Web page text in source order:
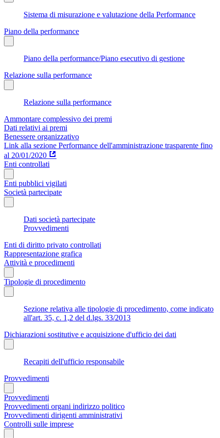
Sistema di misurazione e valutazione della Performance
Piano della performance
Piano della performance/Piano esecutivo di gestione
Relazione sulla performance
Relazione sulla performance
Ammontare complessivo dei premi
Dati relativi ai premi
Benessere organizzativo
Link alla sezione Performance dell'amministrazione trasparente fino
al 20/01/2020
Enti controllati
Enti pubblici vigilati
Società partecipate
Dati società partecipate
Provvedimenti
Enti di diritto privato controllati
Rappresentazione grafica
Attività e procedimenti
Tipologie di procedimento
Sezione relativa alle tipologie di procedimento, come indicato
all'art. 35, c. 1,2 del d.lgs. 33/2013
Dichiarazioni sostitutive e acquisizione d'ufficio dei dati
Recapiti dell'ufficio responsabile
Provvedimenti
Provvedimenti
Provvedimenti organi indirizzo politico
Provvedimenti dirigenti amministrativi
Controlli sulle imprese